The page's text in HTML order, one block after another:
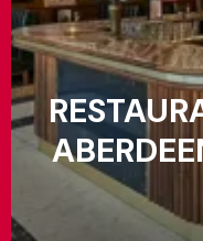
MAGAZINE
KONTAKTE
MATCH APP